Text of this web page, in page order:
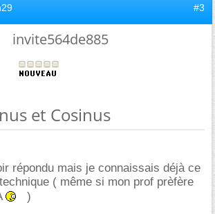
#3
invite564de885
et Cosinus
répondu mais je connaissais déjà ce
( même si mon prof prèfère
)